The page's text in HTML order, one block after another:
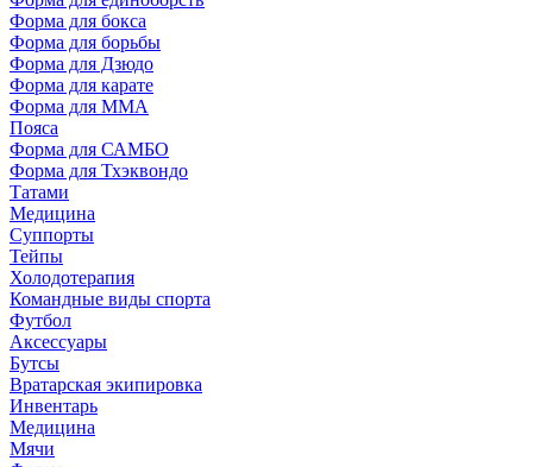
Форма для бокса
Форма для борьбы
Форма для Дзюдо
Форма для карате
Форма для MMA
Пояса
Форма для САМБО
Форма для Тхэквондо
Татами
Медицина
Суппорты
Тейпы
Холодотерапия
Командные виды спорта
Футбол
Аксессуары
Бутсы
Вратарская экипировка
Инвентарь
Медицина
Мячи